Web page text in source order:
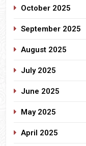
October 2025
September 2025
August 2025
July 2025
June 2025
May 2025
April 2025